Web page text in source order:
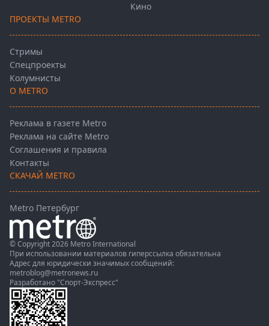
Кино
ПРОЕКТЫ METRO
Стримы
Спецпроекты
Колумнисты
О METRO
Реклама в газете Metro
Реклама на сайте Metro
Соглашения и правила
Контакты
СКАЧАЙ METRO
Metro Петербург
© Copyright 2026 Metro International
При использовании материалов гиперссылка обязательна
Адрес для юридически значимых сообщений:
metroblog@metronews.ru
Разработано "Спорт-Экспресс"